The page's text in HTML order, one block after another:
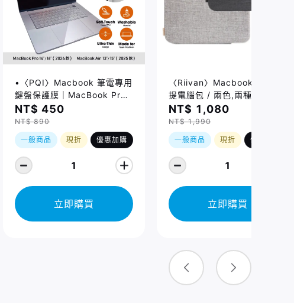
•〈PQI〉Macbook 筆電專用
鍵盤保護膜｜MacBook Pro
14/16吋 (2021-2026)、
MacBook Air 13/15吋
(2026) 適用
NT$ 450
NT$ 890
一般商品 現折 優惠加購
1
立即購買
〈Riivan〉Macbook 防震手
提電腦包 / 兩色,兩種規格
NT$ 1,080
NT$ 1,990
一般商品 現折 優惠加購
1
立即購買